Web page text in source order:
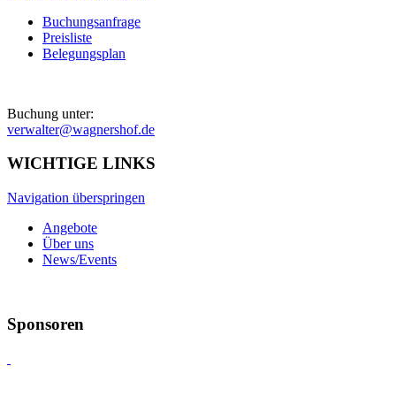
Buchungsanfrage
Preisliste
Belegungsplan
Buchung unter:
verwalter@wagnershof.de
WICHTIGE LINKS
Navigation überspringen
Angebote
Über uns
News/Events
Sponsoren